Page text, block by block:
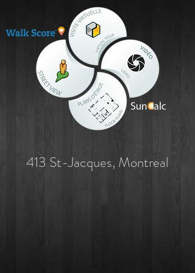
413 St-Jacques, Montreal